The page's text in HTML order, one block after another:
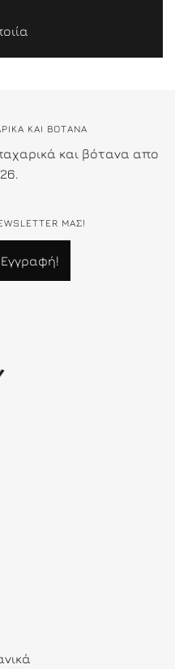
ΚΑΙ ΒΟΤΑΝΑ
και βότανα απο
ΜΑΣ!